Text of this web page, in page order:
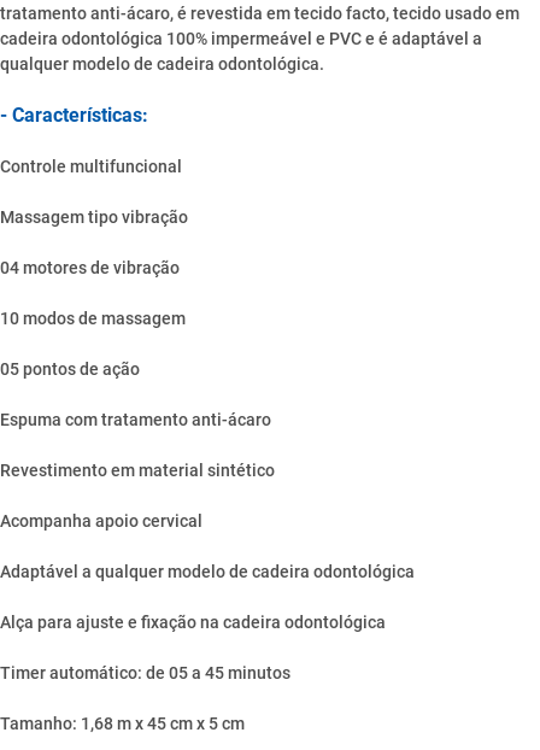
tratamento anti-ácaro, é revestida em tecido facto, tecido usado em
cadeira odontológica 100% impermeável e PVC e é adaptável a
qualquer modelo de cadeira odontológica.
- Características:
Controle multifuncional
Massagem tipo vibração
04 motores de vibração
10 modos de massagem
05 pontos de ação
Espuma com tratamento anti-ácaro
Revestimento em material sintético
Acompanha apoio cervical
Adaptável a qualquer modelo de cadeira odontológica
Alça para ajuste e fixação na cadeira odontológica
Timer automático: de 05 a 45 minutos
Tamanho: 1,68 m x 45 cm x 5 cm